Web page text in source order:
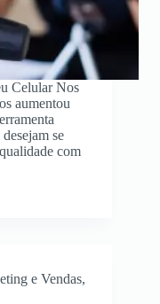
Celular Nos
aumentou
se
com
e Vendas,